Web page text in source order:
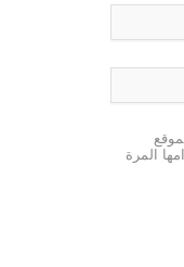
المرة